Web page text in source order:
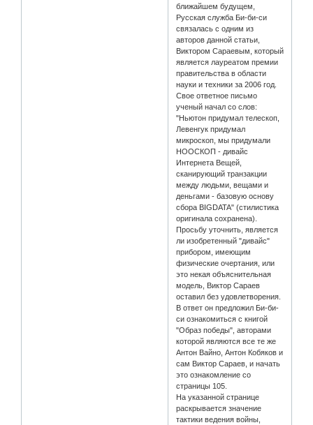
ближайшем будущем,
Русская служба Би-би-си
связалась с одним из
авторов данной статьи,
Виктором Сараевым, который
является лауреатом премии
правительства в области
науки и техники за 2006 год.
Свое ответное письмо
ученый начал со слов:
"Ньютон придумал телескоп,
Левенгук придумал
микроскоп, мы придумали
НООСКОП - дивайс
Интернета Вещей,
сканирующий транзакции
между людьми, вещами и
деньгами - базовую основу
сбора BIGDATA" (стилистика
оригинала сохранена).
Просьбу уточнить, является
ли изобретенный "дивайс"
прибором, имеющим
физические очертания, или
это некая объяснительная
модель, Виктор Сараев
оставил без удовлетворения.
В ответ он предложил Би-би-
си ознакомиться с книгой
"Образ победы", авторами
которой являются все те же
Антон Вайно, Антон Кобяков и
сам Виктор Сараев, и начать
это ознакомление со
страницы 105.
На указанной странице
раскрывается значение
тактики ведения войны,